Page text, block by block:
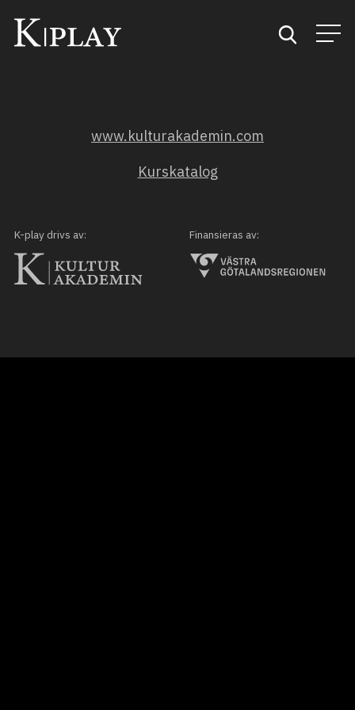
Kategorier
Mina favoriter
www.kulturakademin.com
Kurskatalog
K-play drivs av: Finansieras av: